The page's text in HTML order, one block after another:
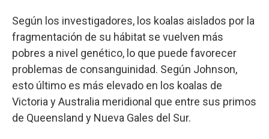
Según los investigadores, los koalas aislados por la
fragmentación de su hábitat se vuelven más
pobres a nivel genético, lo que puede favorecer
problemas de consanguinidad. Según Johnson,
esto último es más elevado en los koalas de
Victoria y Australia meridional que entre sus primos
de Queensland y Nueva Gales del Sur.